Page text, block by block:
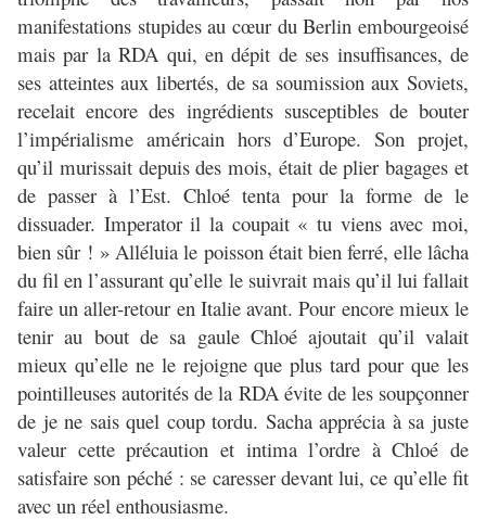
manifestations stupides au cœur du Berlin embourgeoisé
mais par la RDA qui, en dépit de ses insuffisances, de
ses atteintes aux libertés, de sa soumission aux Soviets,
recelait encore des ingrédients susceptibles de bouter
l’impérialisme américain hors d’Europe. Son projet,
qu’il murissait depuis des mois, était de plier bagages et
de passer à l’Est. Chloé tenta pour la forme de le
dissuader. Imperator il la coupait « tu viens avec moi,
bien sûr ! » Alléluia le poisson était bien ferré, elle lâcha
du fil en l’assurant qu’elle le suivrait mais qu’il lui fallait
faire un aller-retour en Italie avant. Pour encore mieux le
tenir au bout de sa gaule Chloé ajoutait qu’il valait
mieux qu’elle ne le rejoigne que plus tard pour que les
pointilleuses autorités de la RDA évite de les soupçonner
de je ne sais quel coup tordu. Sacha apprécia à sa juste
valeur cette précaution et intima l’ordre à Chloé de
satisfaire son péché : se caresser devant lui, ce qu’elle fit
avec un réel enthousiasme.